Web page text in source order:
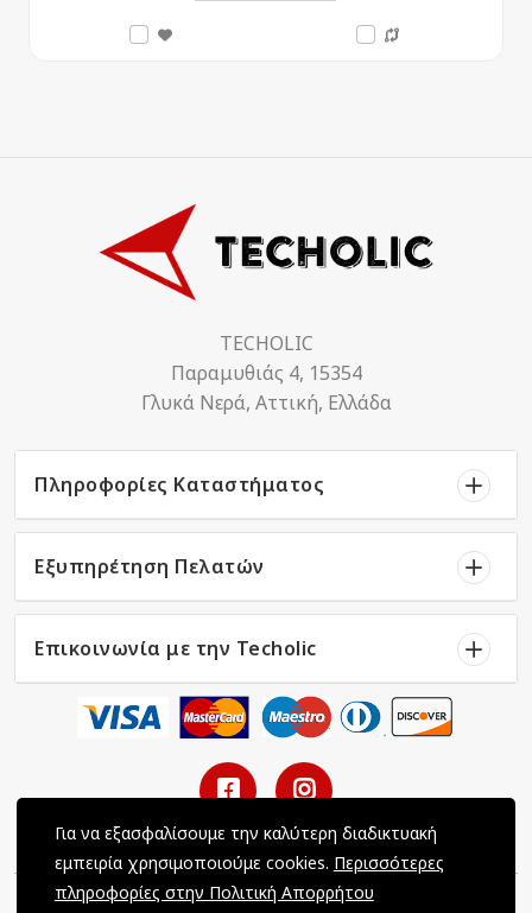
TECHOLIC
Παραμυθιάς 4, 15354
Γλυκά Νερά, Αττική, Ελλάδα
Πληροφορίες Καταστήματος
Εξυπηρέτηση Πελατών
Επικοινωνία με την Techolic
Για να εξασφαλίσουμε την καλύτερη διαδικτυακή
εμπειρία χρησιμοποιούμε cookies. Περισσότερες
πληροφορίες στην Πολιτική Απορρήτου